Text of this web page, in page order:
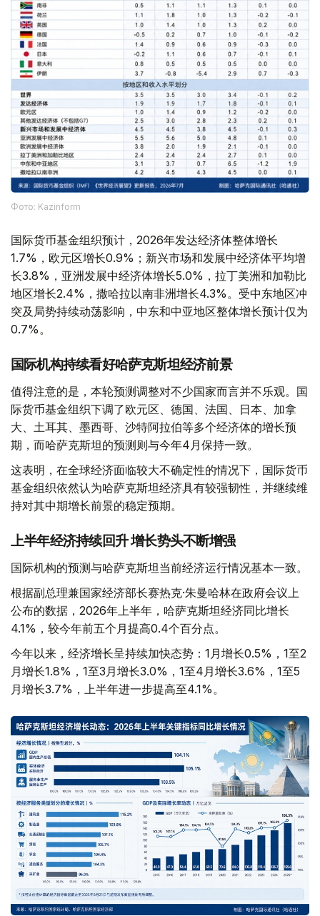
Фото: Kazinform
国际货币基金组织预计，2026年发达经济体整体增长
1.7%，欧元区增长0.9%；新兴市场和发展中经济体平均增
长3.8%，亚洲发展中经济体增长5.0%，拉丁美洲和加勒比
地区增长2.4%，撒哈拉以南非洲增长4.3%。受中东地区冲
突及局势持续动荡影响，中东和中亚地区整体增长预计仅为
0.7%。
国际机构持续看好哈萨克斯坦经济前景
值得注意的是，本轮预测调整对不少国家而言并不乐观。国
际货币基金组织下调了欧元区、德国、法国、日本、加拿
大、土耳其、墨西哥、沙特阿拉伯等多个经济体的增长预
期，而哈萨克斯坦的预测则与今年4月保持一致。
这表明，在全球经济面临较大不确定性的情况下，国际货币
基金组织依然认为哈萨克斯坦经济具有较强韧性，并继续维
持对其中期增长前景的稳定预期。
上半年经济持续回升 增长势头不断增强
国际机构的预测与哈萨克斯坦当前经济运行情况基本一致。
根据副总理兼国家经济部长赛热克·朱曼哈林在政府会议上
公布的数据，2026年上半年，哈萨克斯坦经济同比增长
4.1%，较今年前五个月提高0.4个百分点。
今年以来，经济增长呈持续加快态势：1月增长0.5%，1至2
月增长1.8%，1至3月增长3.0%，1至4月增长3.6%，1至5
月增长3.7%，上半年进一步提高至4.1%。